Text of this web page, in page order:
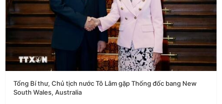
thư, Chủ tịch nước Tô Lâm gặp Thống đốc bang New
Australia